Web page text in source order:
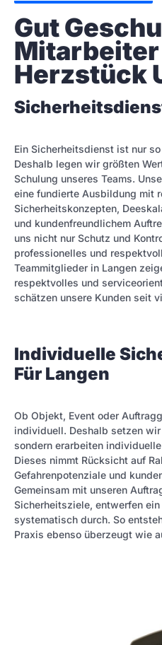
Gut
Mitarbeiter
Herzstück
Ein Sicherheitsdienst ist nur
Deshalb legen wir größten
Schulung unseres Teams.
eine fundierte Ausbildung mit
Sicherheitskonzepten,
und kundenfreundlichem
uns nicht nur Schutz und
professionelles und
Teammitglieder in Langen
respektvolles und
schätzen unsere Kunden seit
Individuelle
Für Langen
Ob Objekt, Event oder
individuell. Deshalb setzen
sondern erarbeiten
Dieses nimmt Rücksicht auf
Gefahrenpotenziale und
Gemeinsam mit unseren
Sicherheitsziele, entwerfen
systematisch durch. So
Praxis ebenso überzeugt wie